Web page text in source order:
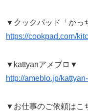
▼クックパッド「かっ
https://cookpad.com/
▼kattyanアメブロ▼
http://ameblo.jp/
▼お仕事のご依頼はこ